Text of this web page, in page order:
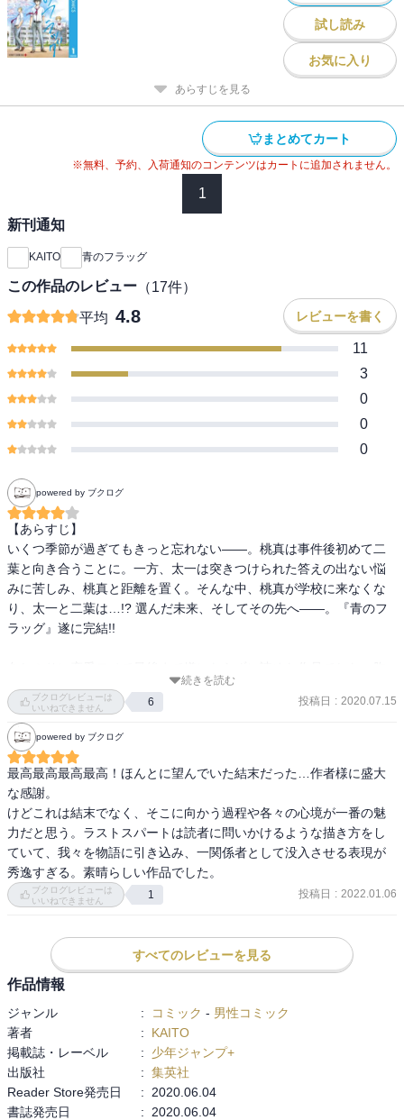
試し読み
お気に入り
あらすじを見る
まとめてカート
※無料、予約、入荷通知のコンテンツはカートに追加されません。
1
新刊通知
KAITO 青のフラッグ
この作品のレビュー （17件）
平均 4.8 レビューを書く
11
3
0
0
0
powered by ブクログ
【あらすじ】
いくつ季節が過ぎてもきっと忘れない――。桃真は事件後初めて二
葉と向き合うことに。一方、太一は突きつけられた答えの出ない悩
みに苦しみ、桃真と距離を置く。そんな中、桃真が学校に来なくな
り、太一と二葉は…!? 選んだ未来、そしてその先へ――。『青のフ
ラッグ』遂に完結!!
が痛くなったり、考えさせられたりすることが多い内容でした。青
春時代をあまり謳歌できなかったというコンプレックスがある男性
にオススメ。
青春時代っていろいろな選択肢にぶつかって、でもその中で選んで
後悔して、でも前に進んで…っていう、すごくエネルギーがいる毎
日だったんだなぁ。恋愛だけに限らず、あらゆることに全力で取り
組んだ結果が、良い思い出も悪い思い出も積み重なって、それがそ
の後の人生を支えてくれるのだと思います。ありきたりな言葉で
「青春なら何でもやってみろ！」と言う人がいますが、あながち間
違っていないかも。
思春期は戻ってきませんが、大人になった今でも、エネルギッシュ
に生きることはできるはず。何を選んでも何かを選ばない時点で後
続きを読む
ブクログレビューは
いいねできません
6 投稿日 : 2020.07.15
powered by ブクログ
最高最高最高最高！ほんとに望んでいた結末だった…作者様に盛大
な感謝。
けどこれは結末でなく、そこに向かう過程や各々の心境が一番の魅
力だと思う。ラストスパートは読者に問いかけるような描き方をし
ていて、我々を物語に引き込み、一関係者として没入させる表現が
秀逸すぎる。素晴らしい作品でした。
ブクログレビューは
いいねできません
1 投稿日 : 2022.01.06
すべてのレビューを見る
作品情報
ジャンル : コミック - 男性コミック
著者
:
KAITO
掲載誌・レーベル
:
少年ジャンプ+
出版社
: 集英社
Reader Store発売日
:
2020.06.04
書誌発売日
:
2020.06.04